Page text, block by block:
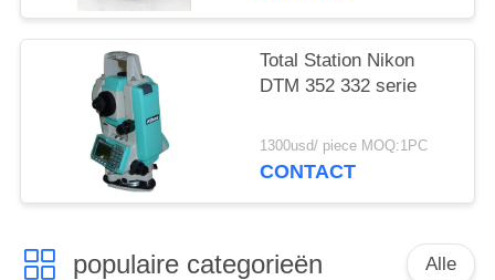
Total Station Nikon
DTM 352 332 serie
1300usd/ piece MOQ:1PC
CONTACT
populaire categorieën Alle